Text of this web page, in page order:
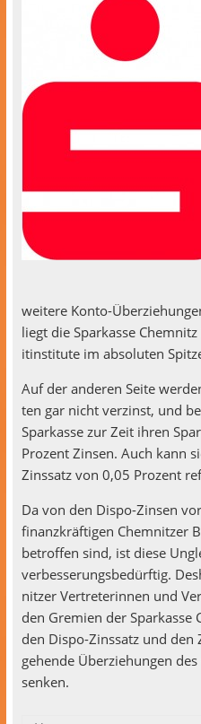
weit­ere Kon­to-
liegt die Sparkasse
itin­sti­tute im absoluten
Auf der anderen Seite
ten gar nicht verzinst, und
Sparkasse zur Zeit ihren
Prozent Zin­sen. Auch kann
Zinssatz von 0,05 Prozent
Da von den Dis­po-Zin­sen
finanzkräfti­gen Chem­nitzer
betrof­fen sind, ist diese
verbesserungs­bedürftig.
nitzer Vertreterin­nen und
den Gremien der Sparkasse
den Dis­po-Zinssatz und
ge­hende Überziehun­gen
senken.